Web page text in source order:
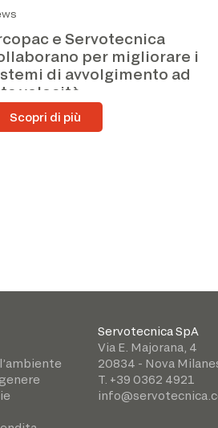
e Servotecnica
per migliorare i
di avvolgimento ad
velocità
Scopri di più
Servotecnica SpA
Via E. Majorana, 4
20834 - Nova
T. +39 0362 4921